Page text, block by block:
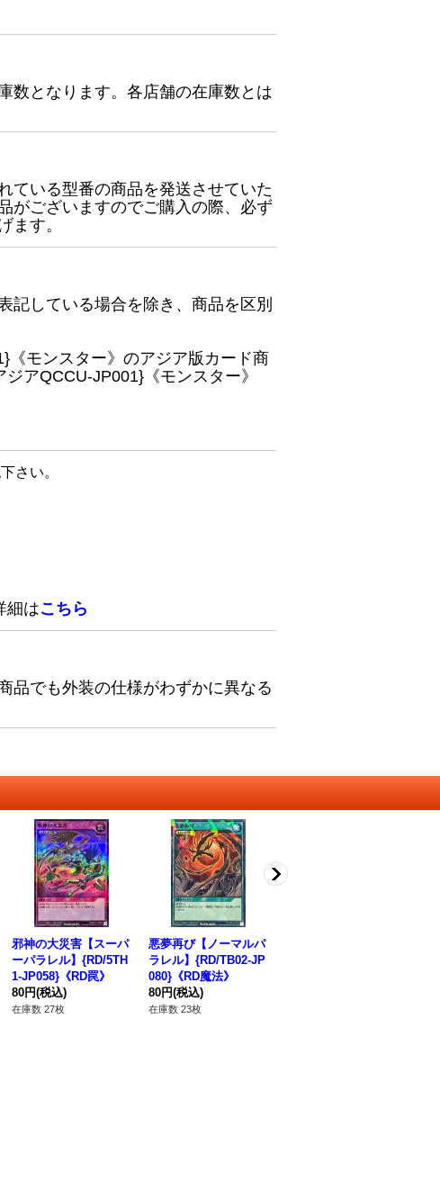
数となります。各店舗の在庫数とは
ている型番の商品を発送させていた
がございますのでご購入の際、必ず
ます。
記している場合を除き、商品を区別
《モンスター》のアジア版カード商
アQCCU-JP001}《モンスター》
さい。
細はこちら
品でも外装の仕様がわずかに異なる
邪神の大災害【スーパ
ーパラレル】{RD/5TH
1-JP058}《RD罠》
80円(税込)
在庫数 27枚
悪夢再び【ノーマルパ
ラレル】{RD/TB02-JP
080}《RD魔法》
80円(税込)
在庫数 23枚